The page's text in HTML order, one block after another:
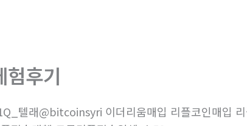
험후기
텔래@bitcoinsyri 이더리움매입 리플코인매입